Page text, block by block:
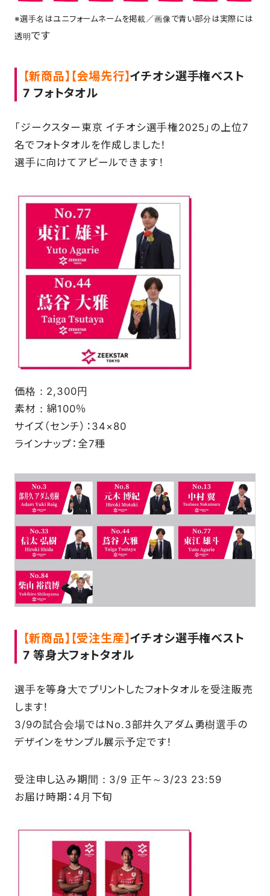
※選手名はユニフォームネームを掲載／画像で青い部分は実際には
透明です
【新商品】【会場先行】イチオシ選手権ベスト
7 フォトタオル
「ジークスター東京 イチオシ選手権2025」の上位7
名でフォトタオルを作成しました！
選手に向けてアピールできます！
価格：2,300円
素材：綿100％
サイズ（センチ）：34×80
ラインナップ：全7種
【新商品】【受注生産】イチオシ選手権ベスト
7 等身大フォトタオル
選手を等身大でプリントしたフォトタオルを受注販売
します！
3/9の試合会場ではNo.3部井久アダム勇樹選手の
デザインをサンプル展示予定です！
受注申し込み期間：3/9 正午～3/23 23:59
お届け時期：4月下旬